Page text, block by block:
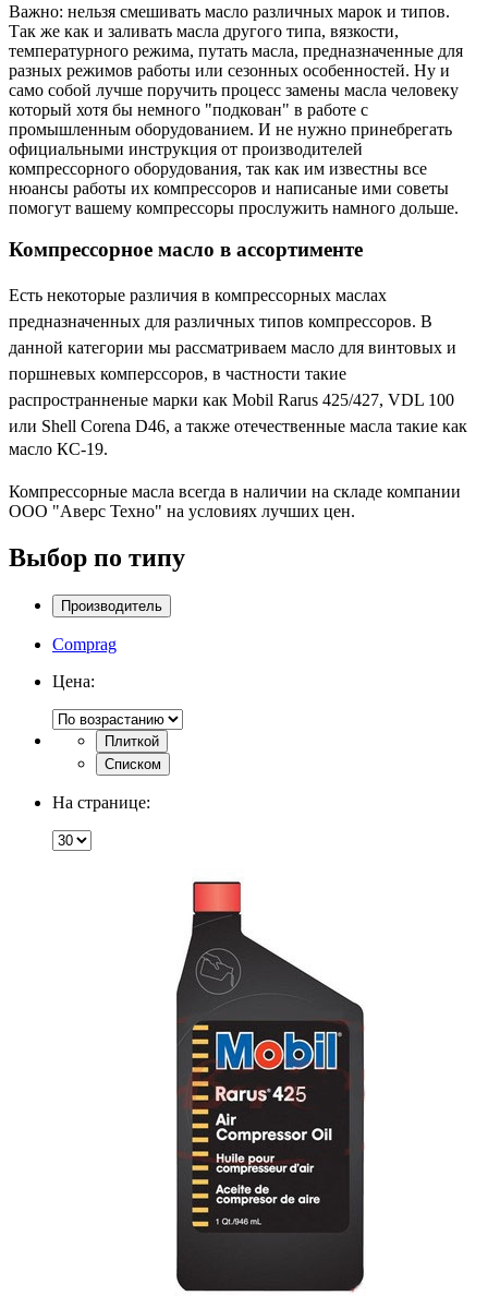
Важно: нельзя смешивать масло различных марок и типов.
Так же как и заливать масла другого типа, вязкости,
температурного режима, путать масла, предназначенные для
разных режимов работы или сезонных особенностей. Ну и
само собой лучше поручить процесс замены масла человеку
который хотя бы немного "подкован" в работе с
промышленным оборудованием. И не нужно принебрегать
официальными инструкция от производителей
компрессорного оборудования, так как им известны все
нюансы работы их компрессоров и написаные ими советы
помогут вашему компрессоры прослужить намного дольше.
Компрессорное масло в ассортименте
Есть некоторые различия в компрессорных маслах
предназначенных для различных типов компрессоров. В
данной категории мы рассматриваем масло для винтовых и
поршневых комперссоров, в частности такие
распространненые марки как Mobil Rarus 425/427, VDL 100
или Shell Corena D46, а также отечественные масла такие как
масло КС-19.
Компрессорные масла всегда в наличии на складе компании
ООО "Аверс Техно" на условиях лучших цен.
Выбор по типу
Производитель
Comprag
Цена:
Плиткой
Списком
На странице: